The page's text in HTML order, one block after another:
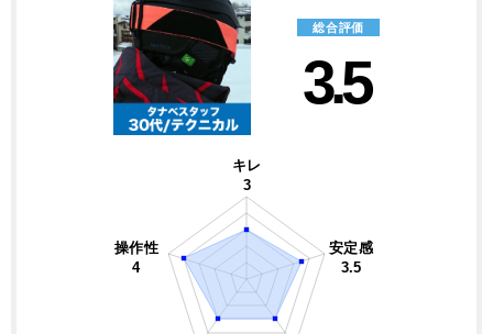
総合評価
3.5
キレ
3
安定感
3.5
操作性
4